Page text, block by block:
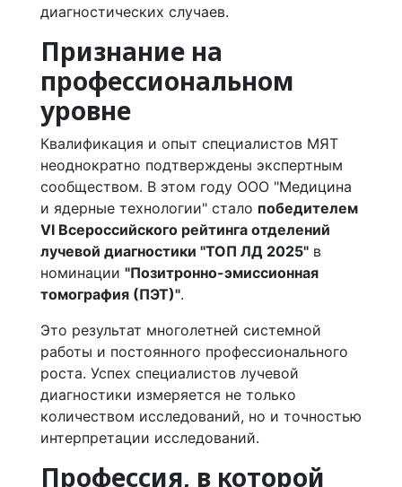
диагностических случаев.
Признание на
профессиональном
уровне
Квалификация и опыт специалистов МЯТ
неоднократно подтверждены экспертным
сообществом. В этом году ООО "Медицина
и ядерные технологии" стало победителем
VI Всероссийского рейтинга отделений
лучевой диагностики "ТОП ЛД 2025" в
номинации "Позитронно-эмиссионная
томография (ПЭТ)".
Это результат многолетней системной
работы и постоянного профессионального
роста. Успех специалистов лучевой
диагностики измеряется не только
количеством исследований, но и точностью
интерпретации исследований.
Профессия, в которой